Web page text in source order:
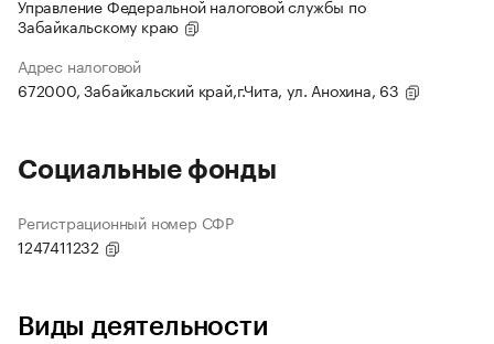
Управление Федеральной налоговой службы по
Забайкальскому краю
Адрес налоговой
672000, Забайкальский край,г.Чита, ул. Анохина, 63
Социальные фонды
Регистрационный номер СФР
1247411232
Виды деятельности